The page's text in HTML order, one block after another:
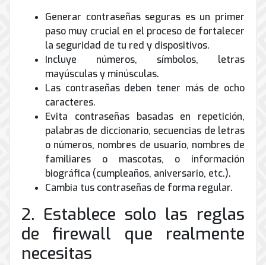
Generar contraseñas seguras es un primer
paso muy crucial en el proceso de fortalecer
la seguridad de tu red y dispositivos.
Incluye números, símbolos, letras
mayúsculas y minúsculas.
Las contraseñas deben tener más de ocho
caracteres.
Evita contraseñas basadas en repetición,
palabras de diccionario, secuencias de letras
o números, nombres de usuario, nombres de
familiares o mascotas, o información
biográfica (cumpleaños, aniversario, etc.).
Cambia tus contraseñas de forma regular.
2. Establece solo las reglas
de firewall que realmente
necesitas